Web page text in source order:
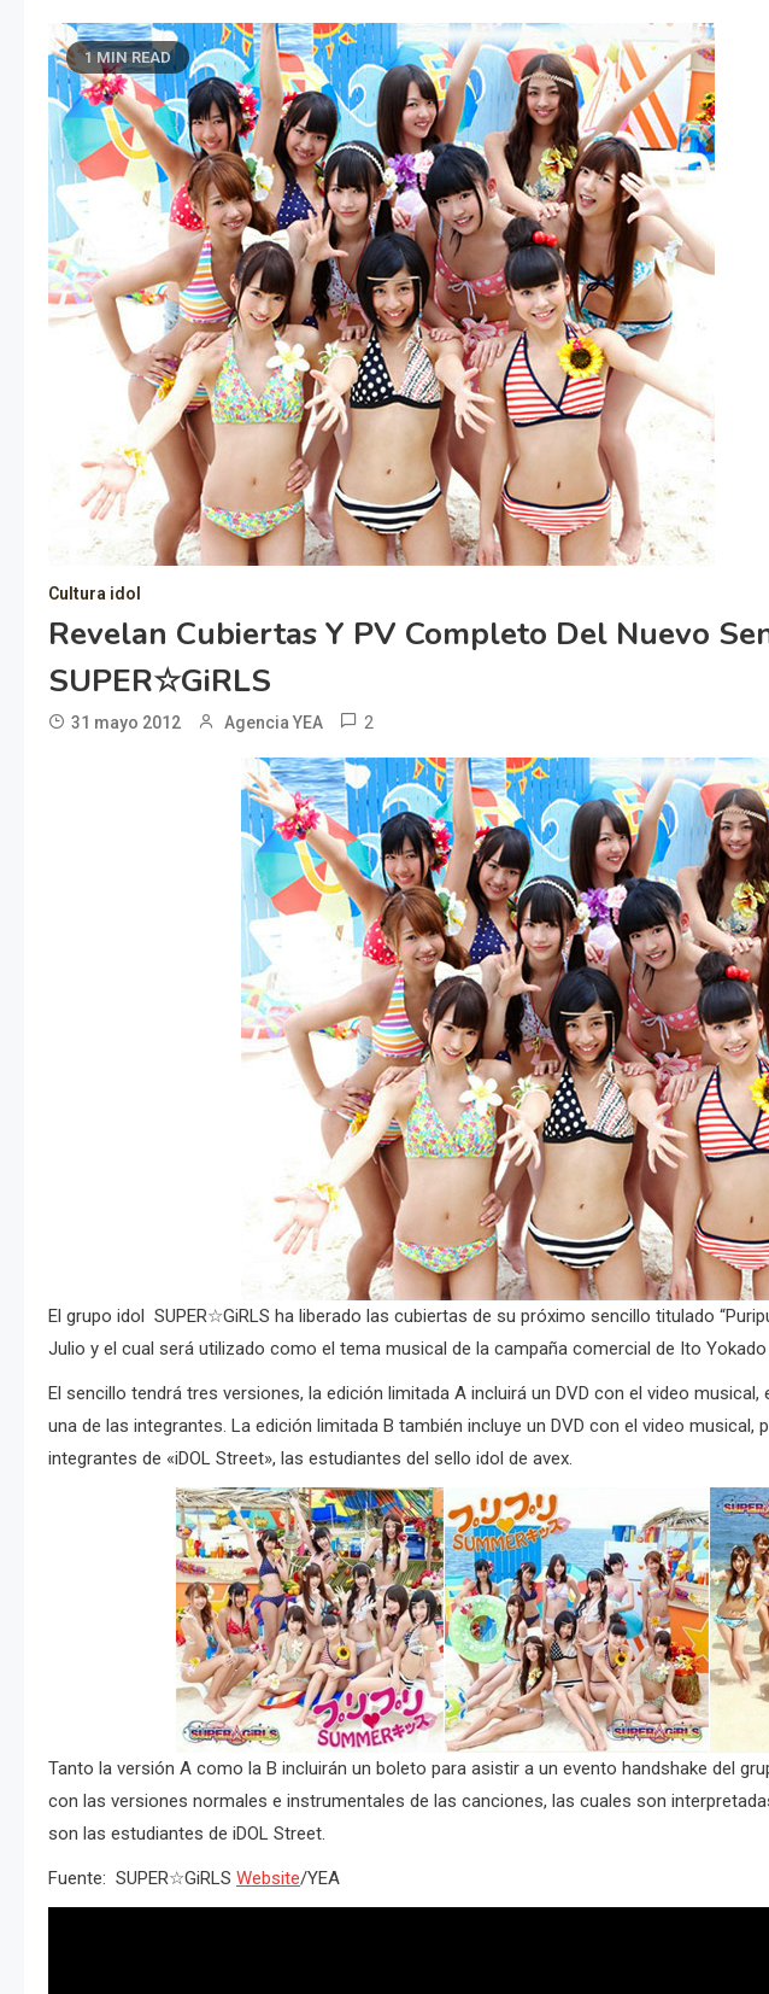
1 MIN READ
Cultura idol
Revelan Cubiertas Y PV Completo Del Nuevo
SUPER☆GiRLS
31 mayo 2012 Agencia YEA 2
El grupo idol SUPER☆GiRLS ha liberado las cubiertas de su próximo sencillo titulado
Julio y el cual será utilizado como el tema musical de la campaña comercial de Ito Yokado
El sencillo tendrá tres versiones, la edición limitada A incluirá un DVD con el video musical,
una de las integrantes. La edición limitada B también incluye un DVD con el video musical,
integrantes de «iDOL Street», las estudiantes del sello idol de avex.
Tanto la versión A como la B incluirán un boleto para asistir a un evento handshake del
con las versiones normales e instrumentales de las canciones, las cuales son
son las estudiantes de iDOL Street.
Fuente: SUPER☆GiRLS Website/YEA